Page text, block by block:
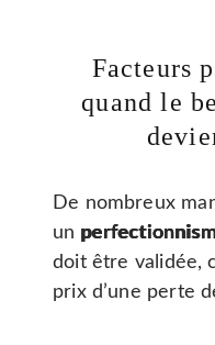
Facteurs
quand le
De nombreux
un
doit être validée,
prix d’une perte